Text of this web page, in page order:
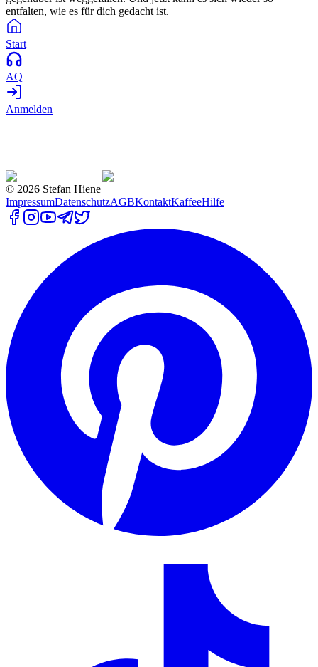
entfalten, wie es für dich gedacht ist.
Start
AQ
Anmelden
© 2026 Stefan Hiene
ImpressumDatenschutzAGBKontaktKaffeeHilfe